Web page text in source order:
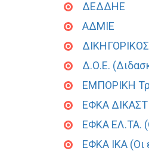
ΔΕΔΔΗΕ
ΑΔΜΙΕ
Δ.Ο.Ε.
ΕΜΠΟΡΙΚΗ
ΕΦΚΑ
ΕΦΚΑ ΕΛ.ΤΑ.
ΕΦΚΑ ΙΚΑ (Οι